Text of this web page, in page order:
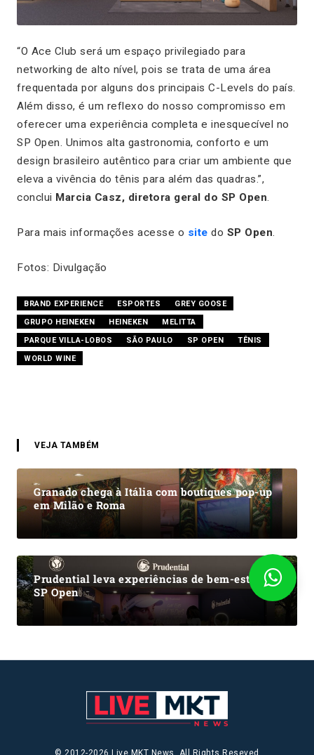
“O Ace Club será um espaço privilegiado para
networking de alto nível, pois se trata de uma área
frequentada por alguns dos principais C-Levels do país.
Além disso, é um reflexo do nosso compromisso em
oferecer uma experiência completa e inesquecível no
SP Open. Unimos alta gastronomia, conforto e um
design brasileiro autêntico para criar um ambiente que
eleva a vivência do tênis para além das quadras.”,
conclui Marcia Casz, diretora geral do SP Open.
Para mais informações acesse o site do SP Open.
Fotos: Divulgação
BRAND EXPERIENCE ESPORTES
GREY GOOSE
GRUPO HEINEKEN
HEINEKEN
MELITTA
PARQUE VILLA-LOBOS
SÃO PAULO SP OPEN
TÊNIS
WORLD WINE
VEJA TAMBÉM
Granado chega à Itália com boutiques pop-up
em Milão e Roma
Prudential leva experiências de bem-estar ao
SP Open
© 2012-2026 Live MKT News. All Rights Reseved